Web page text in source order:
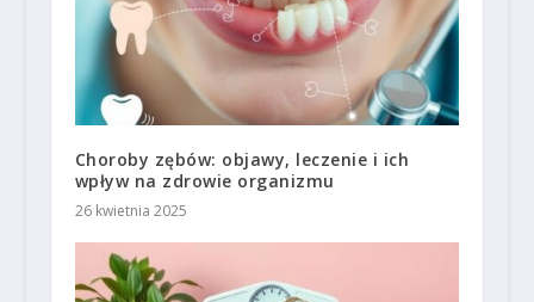
Choroby zębów: objawy, leczenie i ich
wpływ na zdrowie organizmu
26 kwietnia 2025